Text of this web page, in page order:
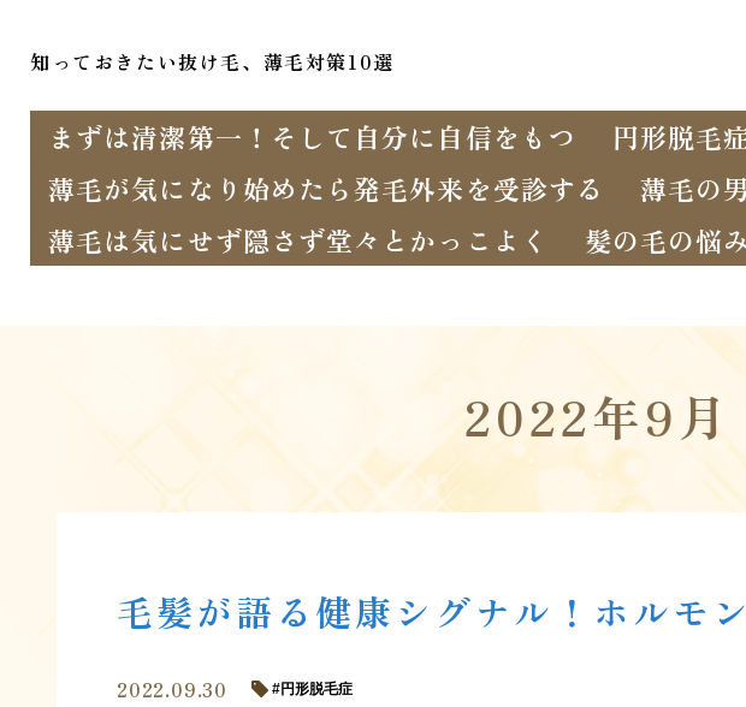
知っておきたい抜け毛、薄毛対策10選
まずは清潔第一！そして自分に自信をもつ 円形脱毛
薄毛が気になり始めたら発毛外来を受診する
薄毛の
薄毛は気にせず隠さず堂々とかっこよく
髪の毛の悩
2022年9月
毛髪が語る健康シグナル！ホルモ
2022.09.30 円形脱毛症